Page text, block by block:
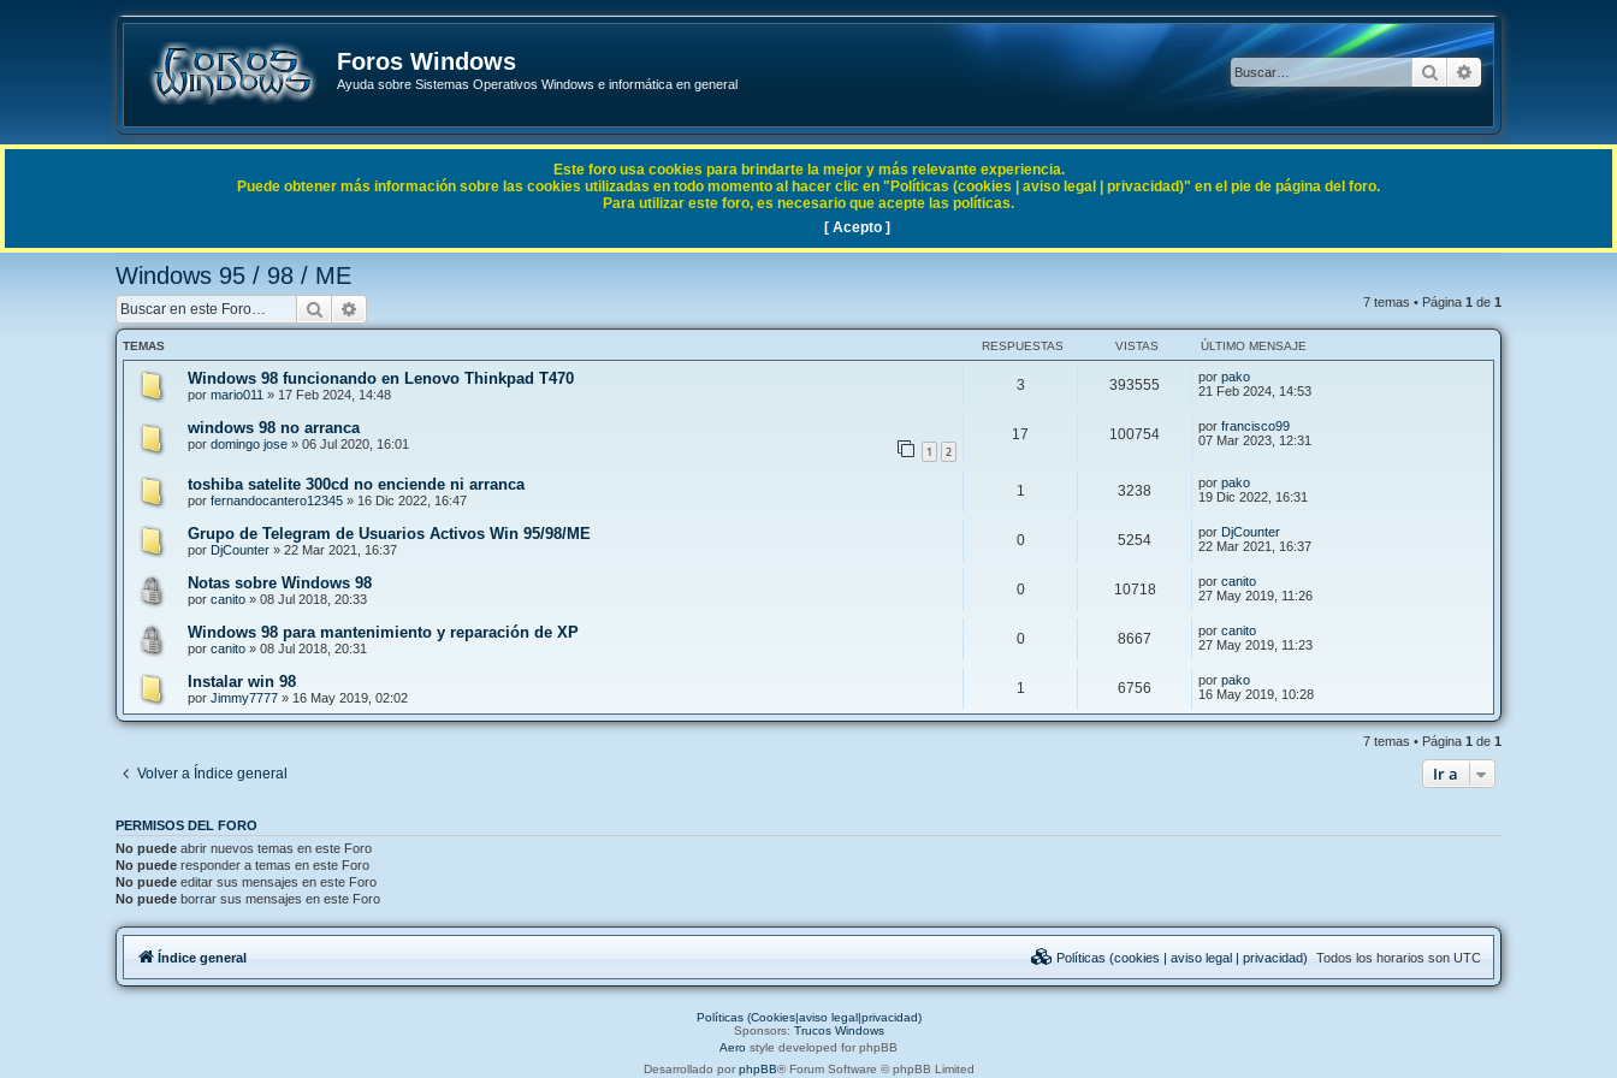
Foros Windows
Ayuda sobre Sistemas Operativos Windows e informática en general
BuscarBúsqueda
Enlaces rápidos FAQ
Windows 95 / 98 / ME
Buscar 7 temas • Página 1 de 1
TEMAS RESPUESTAS VISTAS ÚLTIMO MENSAJE
Windows 98 funcionando en Lenovo Thinkpad T470
por mario011 » 17 Feb 2024, 14:48
3 393555 por pako
21 Feb 2024, 14:53
windows 98 no arranca
por domingo jose » 06 Jul 2020, 16:01 1 2
17 100754 por francisco99
07 Mar 2023, 12:31
toshiba satelite 300cd no enciende ni arranca
por fernandocantero12345 » 16 Dic 2022, 16:47
1 3238 por pako
19 Dic 2022, 16:31
Grupo de Telegram de Usuarios Activos Win 95/98/ME
por DjCounter » 22 Mar 2021, 16:37
0 5254 por DjCounter
22 Mar 2021, 16:37
Notas sobre Windows 98
por canito » 08 Jul 2018, 20:33
0 10718 por canito
27 May 2019, 11:26
Windows 98 para mantenimiento y reparación de XP
por canito » 08 Jul 2018, 20:31
0 8667 por canito
27 May 2019, 11:23
Instalar win 98
por Jimmy7777 » 16 May 2019, 02:02
1 6756 por pako
16 May 2019, 10:28
7 temas • Página 1 de 1
Volver a Índice general Ir a
PERMISOS DEL FORO
No puede abrir nuevos temas en este Foro
No puede responder a temas en este Foro
No puede editar sus mensajes en este Foro
No puede borrar sus mensajes en este Foro
Este foro usa cookies para brindarte la mejor y más relevante experiencia.
Puede obtener más información sobre las cookies utilizadas en todo momento al hacer clic en "Políticas (cookies | aviso legal | privacidad)" en el pie de página del foro.
Para utilizar este foro, es necesario que acepte las políticas.
[ Acepto ]
Índice general Todos los horarios son UTC
Políticas (cookies | aviso legal | privacidad)
Políticas (Cookies|aviso legal|privacidad)
Sponsors: Trucos Windows
Aero style developed for phpBB
Desarrollado por phpBB® Forum Software © phpBB Limited